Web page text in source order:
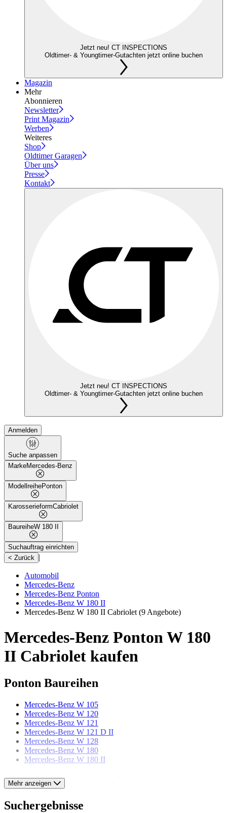
Jetzt neu! CT INSPECTIONS
Oldtimer- & Youngtimer-Gutachten jetzt online buchen
Magazin
Mehr
Abonnieren
Newsletter
Print Magazin
Werben
Weiteres
Shop
Oldtimer Garagen
Über uns
Presse
Kontakt
Jetzt neu! CT INSPECTIONS
Oldtimer- & Youngtimer-Gutachten jetzt online buchen
Anmelden
Suche anpassen
MarkeMercedes-Benz
ModellreihePonton
KarosserieformCabriolet
BaureiheW 180 II
Suchauftrag einrichten
< Zurück |
Automobil
Mercedes-Benz
Mercedes-Benz Ponton
Mercedes-Benz W 180 II
Mercedes-Benz W 180 II Cabriolet (9 Angebote)
Mercedes-Benz Ponton W 180
II Cabriolet kaufen
Ponton Baureihen
Mercedes-Benz W 105
Mercedes-Benz W 120
Mercedes-Benz W 121
Mercedes-Benz W 121 D II
Mercedes-Benz W 128
Mercedes-Benz W 180
Mercedes-Benz W 180 II
Mercedes-Benz Modelle
Mercedes-Benz 123er
Mehr anzeigen
Suchergebnisse